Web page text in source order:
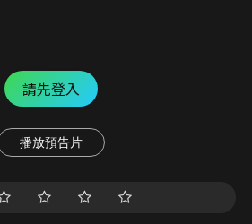
請先登入
播放預告片